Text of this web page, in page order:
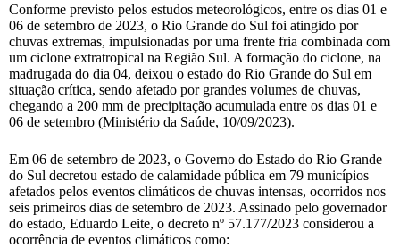
Conforme previsto pelos estudos meteorológicos, entre os dias 01 e
06 de setembro de 2023, o Rio Grande do Sul foi atingido por
chuvas extremas, impulsionadas por uma frente fria combinada com
um ciclone extratropical na Região Sul. A formação do ciclone, na
madrugada do dia 04, deixou o estado do Rio Grande do Sul em
situação crítica, sendo afetado por grandes volumes de chuvas,
chegando a 200 mm de precipitação acumulada entre os dias 01 e
06 de setembro (Ministério da Saúde, 10/09/2023).
Em 06 de setembro de 2023, o Governo do Estado do Rio Grande
do Sul decretou estado de calamidade pública em 79 municípios
afetados pelos eventos climáticos de chuvas intensas, ocorridos nos
seis primeiros dias de setembro de 2023. Assinado pelo governador
do estado, Eduardo Leite, o decreto nº 57.177/2023 considerou a
ocorrência de eventos climáticos como: